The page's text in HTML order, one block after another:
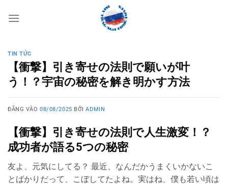
qua
TIN TỨC
【衝撃】引き寄せの法則で願いが叶
う！？宇宙の秘密を解き明かす方法
ĐĂNG VÀO08/08/2025 BỞIADMIN
【衝撃】引き寄せの法則で人生激変！？
成功者が語る5つの秘密
友よ、元気にしてる？ 最近、なんだかうまくいかないこ
とばかりだって、こぼしてたよね。実はね、僕も若い頃は